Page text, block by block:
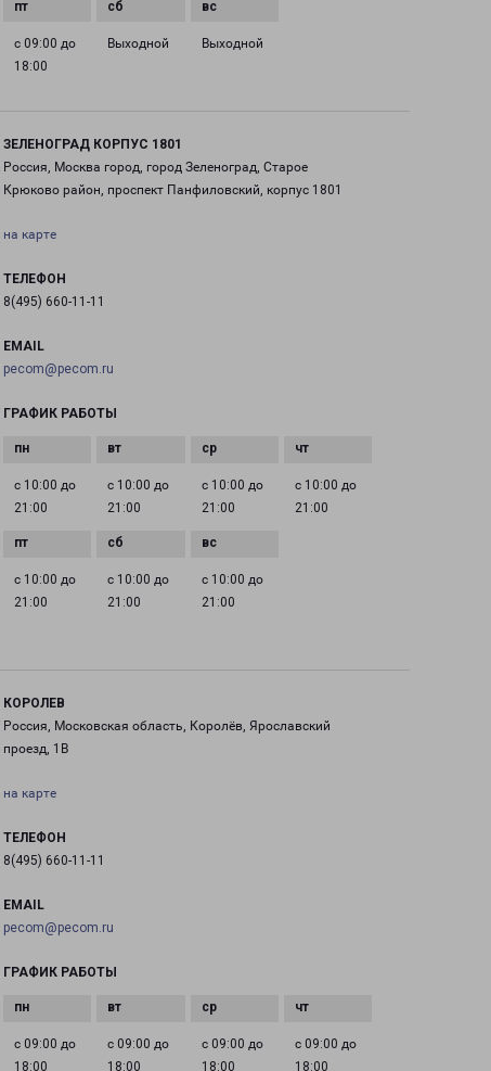
с 09:00 до
18:00
Выходной Выходной
ЗЕЛЕНОГРАД КОРПУС 1801
Россия, Москва город, город Зеленоград, Старое
Крюково район, проспект Панфиловский, корпус 1801
на карте
ТЕЛЕФОН
8(495) 660-11-11
EMAIL
pecom@pecom.ru
ГРАФИК РАБОТЫ
с 10:00 до
21:00
с 10:00 до
21:00
с 10:00 до
21:00
с 10:00 до
21:00
с 10:00 до
21:00
с 10:00 до
21:00
с 10:00 до
21:00
КОРОЛЕВ
Россия, Московская область, Королёв, Ярославский
проезд, 1В
на карте
ТЕЛЕФОН
8(495) 660-11-11
EMAIL
pecom@pecom.ru
ГРАФИК РАБОТЫ
с 09:00 до
18:00
с 09:00 до
18:00
с 09:00 до
18:00
с 09:00 до
18:00